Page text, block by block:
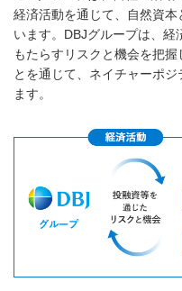
経済活動を通じて、自然資
います。DBJグループは、
もたらすリスクと機会を把
とを通じて、ネイチャーポ
ます。